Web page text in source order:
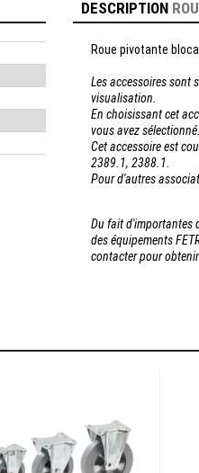
DESCRIPTION
Roue pivotante
Les accessoires sont
visualisation.
En choisissant cet
vous avez sélectionné.
Cet accessoire est
2389.1, 2388.1.
Pour d'autres
Du fait d'importantes
des équipements
contacter pour